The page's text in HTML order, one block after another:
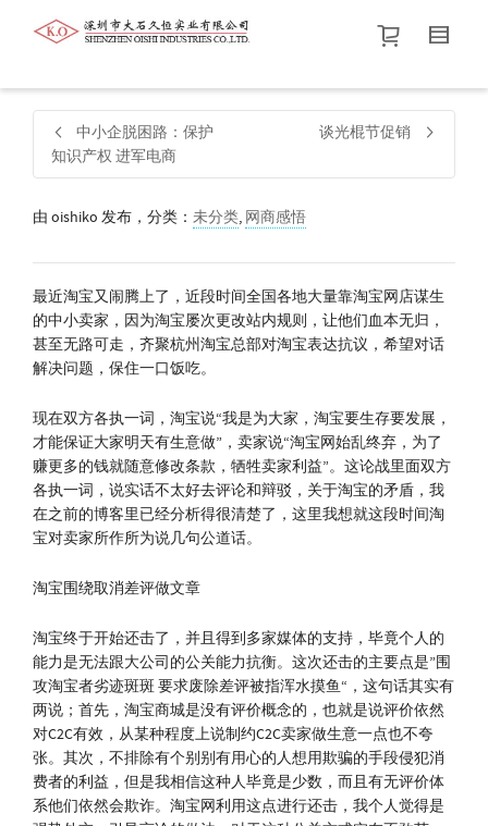
帮我查找新的衬衫尺码
价格介于
默认品牌.
中小企脱困路：保护
知识产权 进军电商
谈光棍节促销
由 oishiko 发布，分类： 未分类, 网商感悟
最近淘宝又闹腾上了，近段时间全国各地大量靠淘宝网店谋生
的中小卖家，因为淘宝屡次更改站内规则，让他们血本无归，
甚至无路可走，齐聚杭州淘宝总部对淘宝表达抗议，希望对话
解决问题，保住一口饭吃。
现在双方各执一词，淘宝说“我是为大家，淘宝要生存要发展，
才能保证大家明天有生意做”，卖家说“淘宝网始乱终弃，为了
赚更多的钱就随意修改条款，牺牲卖家利益”。这论战里面双方
各执一词，说实话不太好去评论和辩驳，关于淘宝的矛盾，我
在之前的博客里已经分析得很清楚了，这里我想就这段时间淘
宝对卖家所作所为说几句公道话。
淘宝围绕取消差评做文章
淘宝终于开始还击了，并且得到多家媒体的支持，毕竟个人的
能力是无法跟大公司的公关能力抗衡。这次还击的主要点是”围
攻淘宝者劣迹斑斑 要求废除差评被指浑水摸鱼“，这句话其实有
两说；首先，淘宝商城是没有评价概念的，也就是说评价依然
对C2C有效，从某种程度上说制约C2C卖家做生意一点也不夸
张。其次，不排除有个别别有用心的人想用欺骗的手段侵犯消
费者的利益，但是我相信这种人毕竟是少数，而且有无评价体
系他们依然会欺诈。淘宝网利用这点进行还击，我个人觉得是